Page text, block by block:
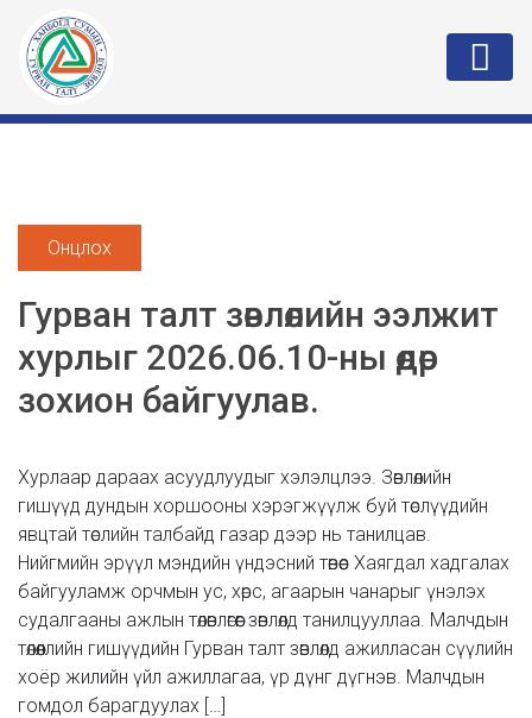
Онцлох
Гурван талт зөвлөлийн ээлжит
хурлыг 2026.06.10-ны өдөр
зохион байгуулав.
Хурлаар дараах асуудлуудыг хэлэлцлээ. Зөвлөлийн
гишүүд дундын хоршооны хэрэгжүүлж буй төслүүдийн
явцтай төслийн талбайд газар дээр нь танилцав.
Нийгмийн эрүүл мэндийн үндэсний төвөөс Хаягдал хадгалах
байгууламж орчмын ус, хөрс, агаарын чанарыг үнэлэх
судалгааны ажлын төлөвлөгөөг зөвлөлд танилцууллаа. Малчдын
төлөөллийн гишүүдийн Гурван талт зөвлөлд ажилласан сүүлийн
хоёр жилийн үйл ажиллагаа, үр дүнг дүгнэв. Малчдын
гомдол барагдуулах […]